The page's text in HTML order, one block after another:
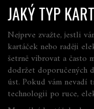
JAKÝ TYP
Nejprve zvažte, jestli
kartáček nebo raději
šetrně vibrovat a často
dodržet doporučených
úst. Pokud vám nevadí
technologii po ruce,